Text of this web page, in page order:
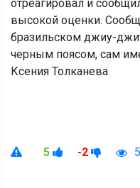
отреагировал и
высокой оценки.
бразильском джиу-
черным поясом, сам
Ксения Толканева
5 -2